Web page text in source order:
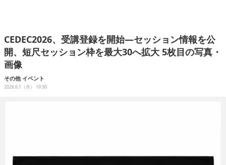
企業動向
人材育成
産業政策
CEDEC2026、受講登録を開始—セッション情報を公
開、短尺セッション枠を最大30へ拡大 5枚目の写真・
画像
その他 イベント
2026.6.1（月） 19:30